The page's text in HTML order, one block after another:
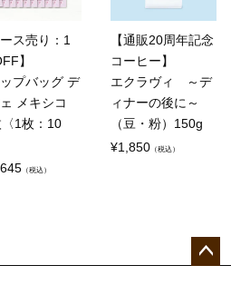
エスプレッソの違いは何で
ース売り：1
】
ップバッグ デ
メキシコ
1枚：10
（税込）
【通販20周年記念
コーヒー】
エクラヴィ ～デ
ィナーの後に～
（豆・粉）150g
¥1,850（税込）